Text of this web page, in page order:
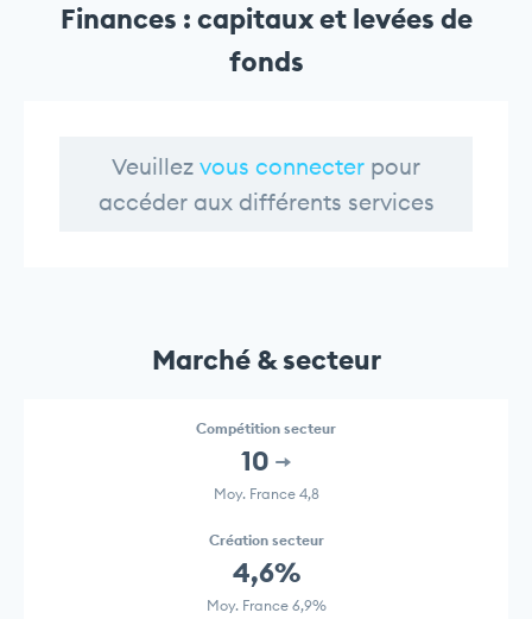
Finances : capitaux et levées de
fonds
Veuillez vous connecter pour
accéder aux différents services
Marché & secteur
Compétition secteur
10
Moy. France 4,8
Création secteur
4,6%
Moy. France 6,9%